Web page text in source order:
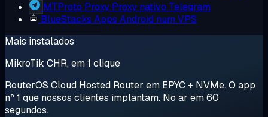
MTProto Proxy Proxy nativo Telegram
BlueStacks Apps Android num VPS
Mais instalados
MikroTik CHR, em 1 clique
RouterOS Cloud Hosted Router em EPYC + NVMe. O app
nº 1 que nossos clientes implantam. No ar em 60
segundos.